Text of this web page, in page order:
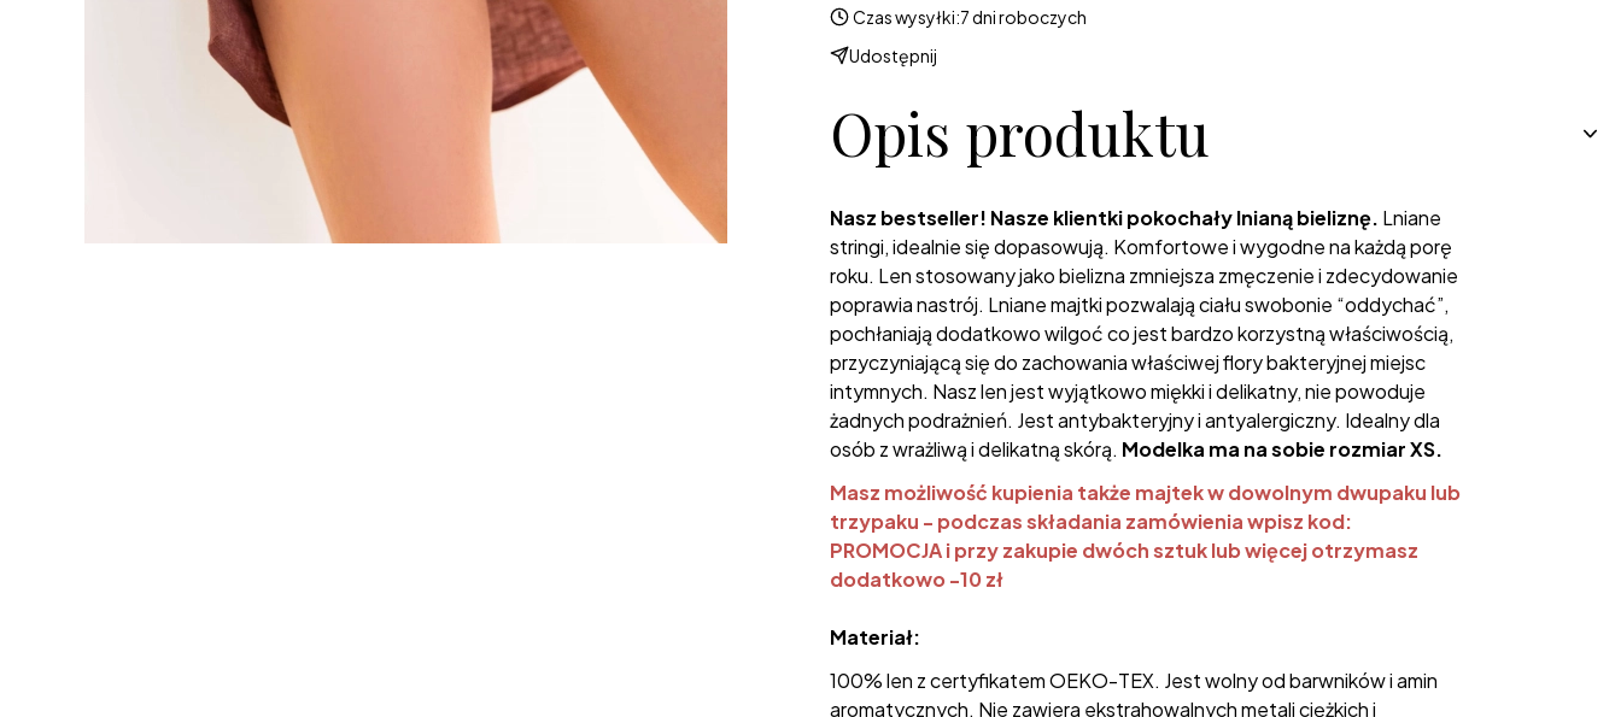
Czas wysyłki:7 dni roboczych
Udostępnij
Opis produktu
Nasz bestseller! Nasze klientki pokochały lnianą bieliznę. Lniane
stringi, idealnie się dopasowują. Komfortowe i wygodne na każdą porę
roku. Len stosowany jako bielizna zmniejsza zmęczenie i zdecydowanie
poprawia nastrój. Lniane majtki pozwalają ciału swobonie “oddychać”,
pochłaniają dodatkowo wilgoć co jest bardzo korzystną właściwością,
przyczyniającą się do zachowania właściwej flory bakteryjnej miejsc
intymnych. Nasz len jest wyjątkowo miękki i delikatny, nie powoduje
żadnych podrażnień. Jest antybakteryjny i antyalergiczny. Idealny dla
osób z wrażliwą i delikatną skórą. Modelka ma na sobie rozmiar XS.
Masz możliwość kupienia także majtek w dowolnym dwupaku lub
trzypaku - podczas składania zamówienia wpisz kod:
PROMOCJA i przy zakupie dwóch sztuk lub więcej otrzymasz
dodatkowo -10 zł
Materiał:
100% len z certyfikatem OEKO-TEX. Jest wolny od barwników i amin
aromatycznych. Nie zawiera ekstrahowalnych metali ciężkich i